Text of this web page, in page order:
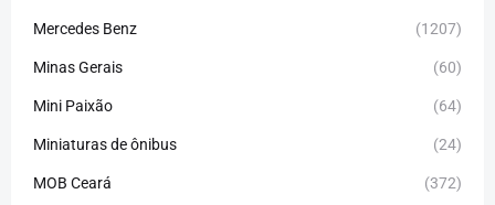
Mercedes Benz (1207)
Minas Gerais (60)
Mini Paixão (64)
Miniaturas de ônibus (24)
MOB Ceará (372)